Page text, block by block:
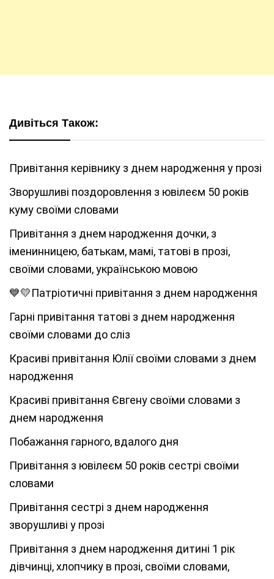
Дивіться Також:
Привітання керівнику з днем народження у прозі
Зворушливі поздоровлення з ювілеєм 50 років
куму своїми словами
Привітання з днем народження дочки, з
іменинницею, батькам, мамі, татові в прозі,
своїми словами, українською мовою
💙💛Патріотичні привітання з днем народження
Гарні привітання татові з днем народження
своїми словами до сліз
Красиві привітання Юлії своїми словами з днем
народження
Красиві привітання Євгену своїми словами з
днем народження
Побажання гарного, вдалого дня
Привітання з ювілеєм 50 років сестрі своїми
словами
Привітання сестрі з днем народження
зворушливі у прозі
Привітання з днем народження дитині 1 рік
дівчинці, хлопчику в прозі, своїми словами,